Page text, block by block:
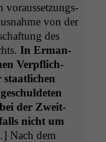
voraus­set­zungs­
von der
des
In Erman­
Verpflich­
der Zweit­
nicht um
Nach dem